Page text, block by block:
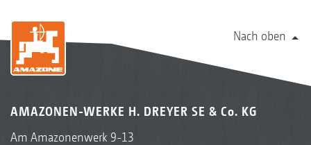
Nach oben
AMAZONEN-WERKE H. DREYER SE & Co. KG
Am Amazonenwerk 9-13